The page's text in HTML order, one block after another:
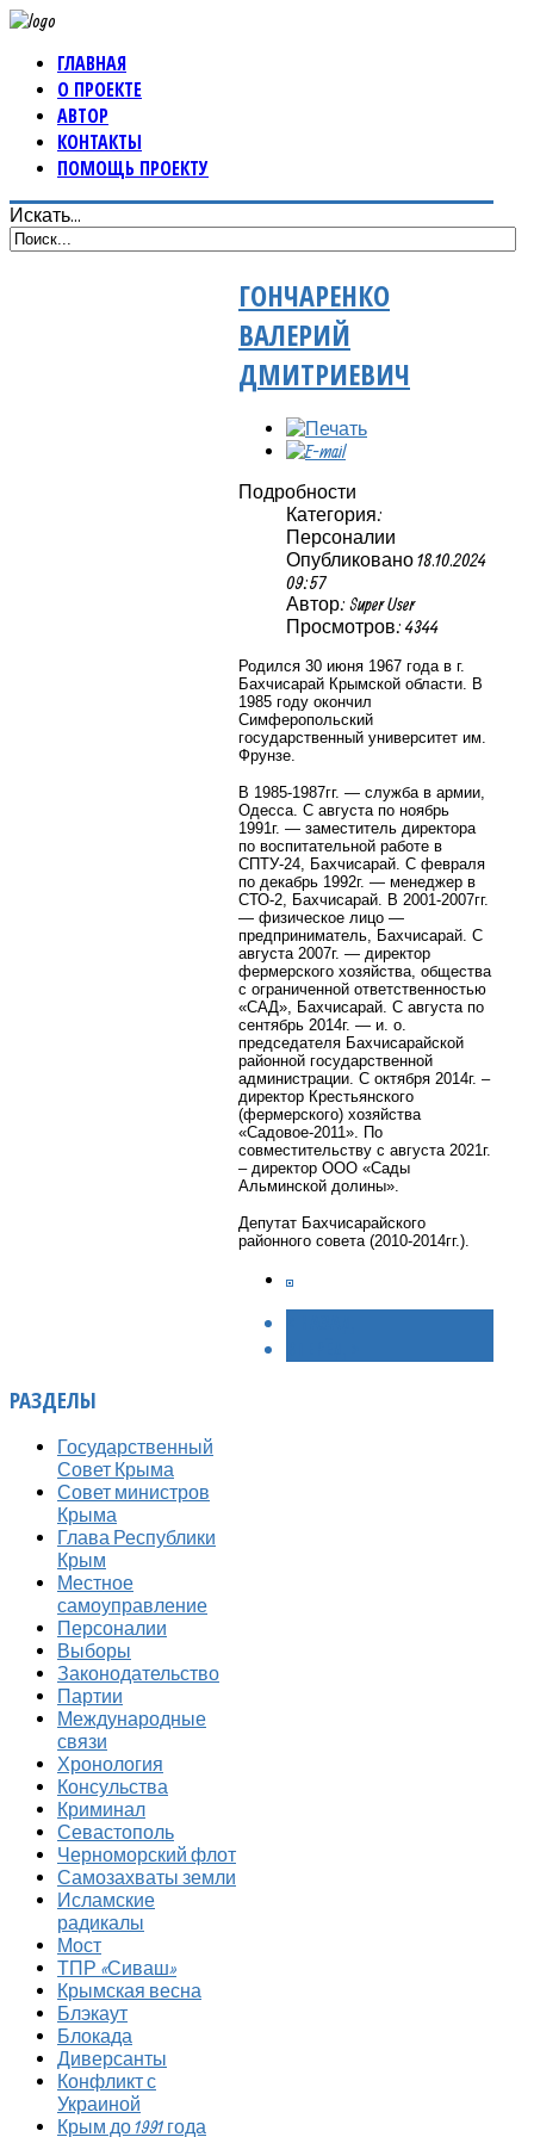
ГЛАВНАЯ
О ПРОЕКТЕ
АВТОР
КОНТАКТЫ
ПОМОЩЬ ПРОЕКТУ
Искать...
ГОНЧАРЕНКО
ВАЛЕРИЙ
ДМИТРИЕВИЧ
Подробности
Категория:
Персоналии
Опубликовано 18.10.2024
09:57
Автор: Super User
Просмотров: 4344
Родился 30 июня 1967 года в г.
Бахчисарай Крымской области. В
1985 году окончил
Симферопольский
государственный университет им.
Фрунзе.
В 1985-1987гг. — служба в армии,
Одесса. С августа по ноябрь
1991г. — заместитель директора
по воспитательной работе в
СПТУ-24, Бахчисарай. С февраля
по декабрь 1992г. — менеджер в
СТО-2, Бахчисарай. В 2001-2007гг.
— физическое лицо —
предприниматель, Бахчисарай. С
августа 2007г. — директор
фермерского хозяйства, общества
с ограниченной ответственностью
«САД», Бахчисарай. С августа по
сентябрь 2014г. — и. о.
председателя Бахчисарайской
районной государственной
администрации. С октября 2014г. –
директор Крестьянского
(фермерского) хозяйства
«Садовое-2011». По
совместительству с августа 2021г.
– директор ООО «Сады
Альминской долины».
Депутат Бахчисарайского
районного совета (2010-2014гг.).
РАЗДЕЛЫ
Государственный
Совет Крыма
Совет министров
Крыма
Глава Республики
Крым
Местное
самоуправление
Персоналии
Выборы
Законодательство
Партии
Международные
связи
Хронология
Консульства
Криминал
Севастополь
Черноморский флот
Самозахваты земли
Исламские
радикалы
Мост
ТПР «Сиваш»
Крымская весна
Блэкаут
Блокада
Диверсанты
Конфликт с
Украиной
Крым до 1991 года